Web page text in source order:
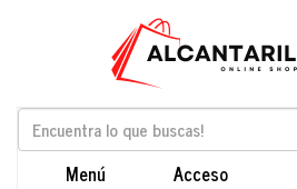
Menú Acceso